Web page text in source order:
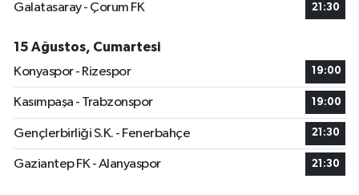
Galatasaray - Çorum FK
21:30
15 Ağustos, Cumartesi
Konyaspor - Rizespor
19:00
Kasımpaşa - Trabzonspor 19:00
Gençlerbirliği S.K. - Fenerbahçe 21:30
Gaziantep FK - Alanyaspor 21:30